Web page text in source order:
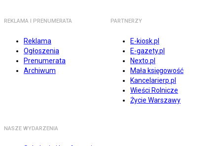
REKLAMA I PRENUMERATA
Reklama
Ogłoszenia
Prenumerata
Archiwum
PARTNERZY
E-kiosk.pl
E-gazety.pl
Nexto.pl
Mała księgowość
Kancelarierp.pl
Wieści Rolnicze
Życie Warszawy
NASZE WYDARZENIA